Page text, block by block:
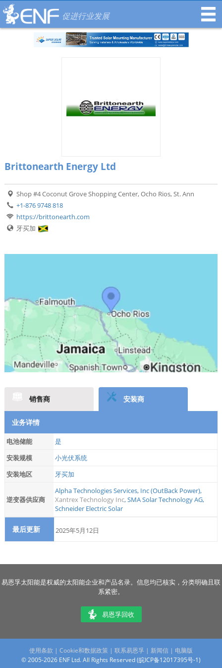
促进行业发展
Brittonearth Energy Ltd
Shop #4 Coconut Grove Shopping Center, Ocho Rios, St. Ann
+1-876 9748 818
https://brittonearth.com
牙买加
销售商 安装商
业务详情
电池储能
是
安装规模
小光伏系统
安装地区
牙买加
逆变器供应商
Alpha Technologies Services, Inc (OutBack Power),
Xantrex Technology Inc,SMA Solar Technology AG,
Schneider Electric Solar
最后更新 2025年5月12日
易恩孚太阳能是权威的太阳能企业和产品名录。信息均已核实，分类明确且联
系紧密。
易恩孚回收
使用条款 | Cookie和数据政策 | 联系易恩孚 | 新闻信 | 电脑版
© 2005-2026 ENF Ltd. All Rights Reserved (皖ICP备12017395号-1)